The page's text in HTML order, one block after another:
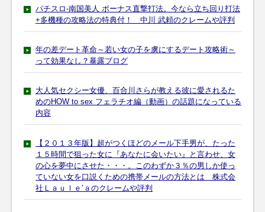
パチスロ-南国美人 ボーナス直撃打法。今なら立ち回り打法
+多機種の攻略法の特典付！ 中川 武頼のクレームや評判
年の差デート革命～若い女の子を虜にするデート攻略術～
って効果なし？暴露ブログ
大人気セクシー女優、百合川さらが教える彼に愛されるた
めのHOW to sex フェラチオ編（動画）の話題になっている
内容
【２０１３年版】超がつくほどのメール下手男が、たった
１５時間で狙った女に『あなたに会いたい』と言わせ、女
の心を夢中にさせた・・・。このわずか３％の男しか使っ
ていない女を口説くための携帯メールの方法とは 株式会
社Ｌａｕｌｅ’ａのクレームや評判